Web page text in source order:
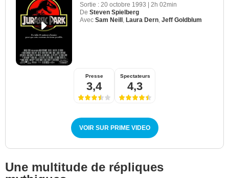
Sortie : 20 octobre 1993 | 2h 02min
De Steven Spielberg
Avec Sam Neill Laura Dern Jeff Goldblum
Presse
3,4
Spectateurs
4,3
VOIR SUR PRIME VIDEO
Une multitude de répliques